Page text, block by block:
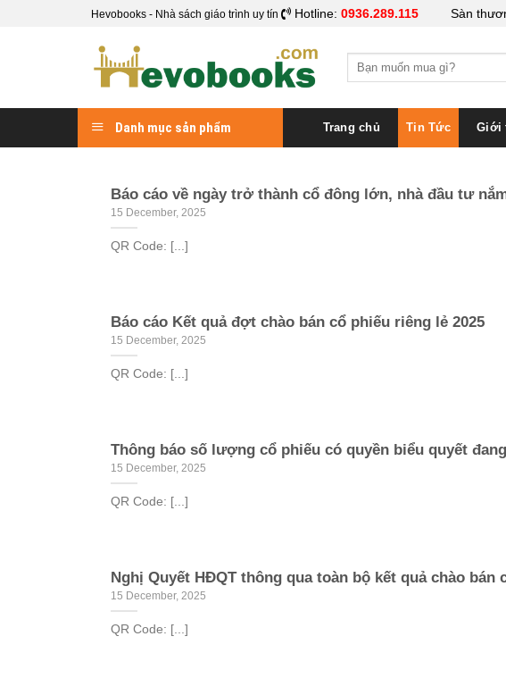
Hevobooks - Nhà sách giáo trình uy tín Hotline: 0936.289.115 Sàn
Search
Danh mục sản phẩm Trang chủ Tin Tức Giới
Báo cáo về ngày trở thành cổ đông lớn, nhà đầu tư
15 December, 2025
QR Code: [...]
Báo cáo Kết quả đợt chào bán cổ phiếu riêng lẻ 2025
15 December, 2025
QR Code: [...]
Thông báo số lượng cổ phiếu có quyền biểu quyết
15 December, 2025
QR Code: [...]
Nghị Quyết HĐQT thông qua toàn bộ kết quả chào bán
15 December, 2025
QR Code: [...]